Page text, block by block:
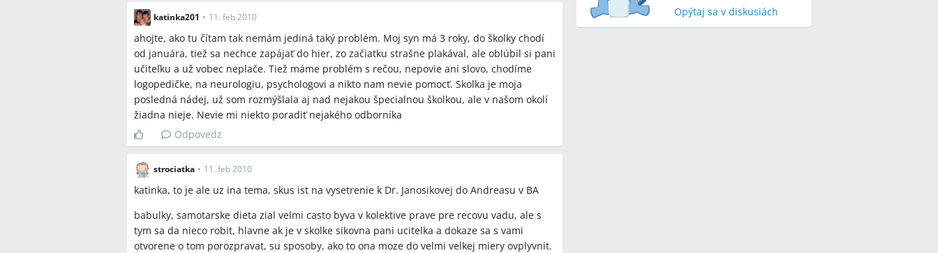
katinka201 • 11. feb 2010
ahojte, ako tu čítam tak nemám jediná taký problém. Moj syn má 3 roky, do školky chodí
od januára, tiež sa nechce zapájať do hier, zo začiatku strašne plakával, ale oblúbil si pani
učiteľku a už vobec neplače. Tiež máme problém s rečou, nepovie ani slovo, chodíme
logopedičke, na neurologiu, psychologovi a nikto nam nevie pomocť. Skolka je moja
posledná nádej, už som rozmýšlala aj nad nejakou špecialnou školkou, ale v našom okolí
žiadna nieje. Nevie mi niekto poradiť nejakého odborníka
Odpovedz
strociatka • 11. feb 2010
katinka, to je ale uz ina tema, skus ist na vysetrenie k Dr. Janosikovej do Andreasu v BA
babulky, samotarske dieta zial velmi casto byva v kolektive prave pre recovu vadu, ale s
tym sa da nieco robit, hlavne ak je v skolke sikovna pani ucitelka a dokaze sa s vami
otvorene o tom porozpravat, su sposoby, ako to ona moze do velmi velkej miery ovplyvnit.
Opýtaj sa v diskusiách